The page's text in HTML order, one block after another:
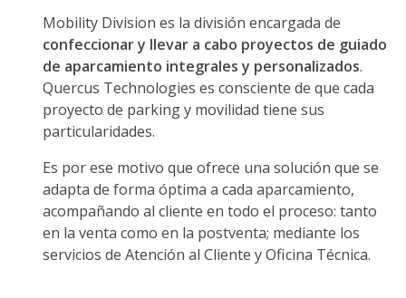
Mobility Division es la división encargada de
confeccionar y llevar a cabo proyectos de guiado
de aparcamiento integrales y personalizados.
Quercus Technologies es consciente de que cada
proyecto de parking y movilidad tiene sus
particularidades.
Es por ese motivo que ofrece una solución que se
adapta de forma óptima a cada aparcamiento,
acompañando al cliente en todo el proceso: tanto
en la venta como en la postventa; mediante los
servicios de Atención al Cliente y Oficina Técnica.